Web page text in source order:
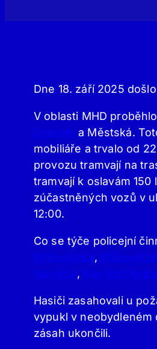
Dne 18. září 2025
V oblasti MHD
Dvorem a Městská.
mobiliáře a trvalo od
provozu tramvají na
tramvají k oslavám
zúčastněných vozů v
12:00.
Co se týče policejní
Křižovnická,
Náměstí, Náměstí
Hasiči zasahovali u
vypukl v neobydleném
zásah ukončili.